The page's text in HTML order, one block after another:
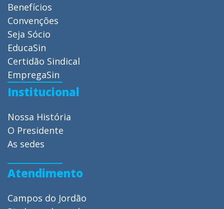
Benefícios
Convenções
Seja Sócio
EducaSin
Certidão Sindical
EmpregaSin
Institucional
Nossa História
O Presidente
As sedes
Atendimento
Campos do Jordão